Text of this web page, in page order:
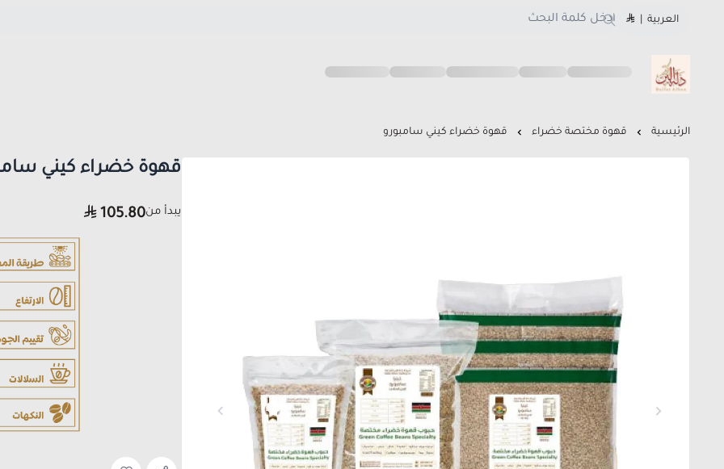
العربية
متجر دلة البن
الرئيسية قهوة مختصة خضراء قهوة خضراء كيني سامبورو
قهوة خضراء كيني
يبدأ من105.80